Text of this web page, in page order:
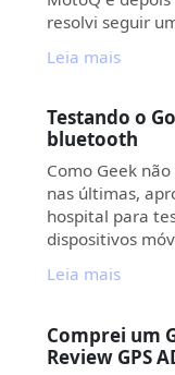
resolvi seguir
Leia mais
Testando o
bluetooth
Como Geek
nas últimas,
hospital para
dispositivos
Leia mais
Comprei um
Review GPS